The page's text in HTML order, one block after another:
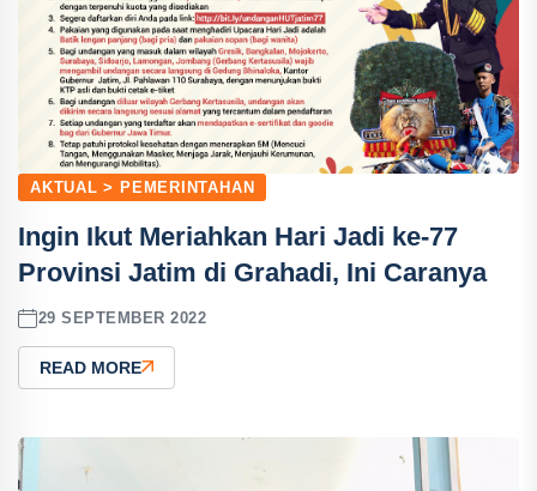
AKTUAL > PEMERINTAHAN
Ingin Ikut Meriahkan Hari Jadi ke-77
Provinsi Jatim di Grahadi, Ini Caranya
29 SEPTEMBER 2022
READ MORE